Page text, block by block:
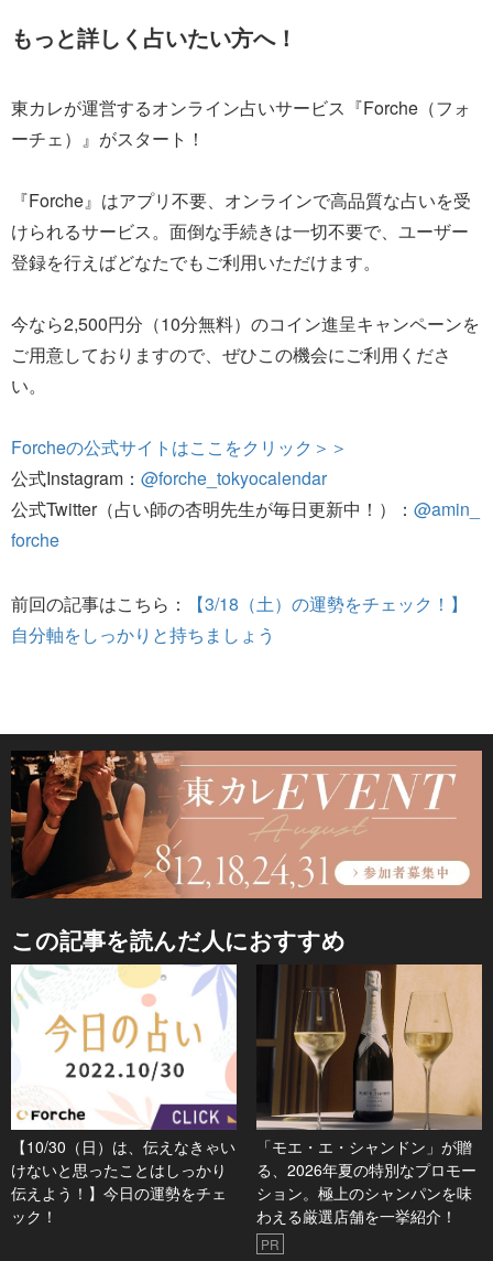
もっと詳しく占いたい方へ！
東カレが運営するオンライン占いサービス『Forche（フォ
ーチェ）』がスタート！
『Forche』はアプリ不要、オンラインで高品質な占いを受
けられるサービス。面倒な手続きは一切不要で、ユーザー
登録を行えばどなたでもご利用いただけます。
今なら2,500円分（10分無料）のコイン進呈キャンペーンを
ご用意しておりますので、ぜひこの機会にご利用くださ
い。
Forcheの公式サイトはここをクリック＞＞
公式Instagram： @forche_tokyocalendar
公式Twitter（占い師の杏明先生が毎日更新中！）： @amin_
forche
前回の記事はこちら：
【3/18（土）の運勢をチェック！】
自分軸をしっかりと持ちましょう
この記事を読んだ人におすすめ
【10/30（日）は、伝えなきゃい
けないと思ったことはしっかり
伝えよう！】今日の運勢をチェ
ック！
「モエ・エ・シャンドン」が贈
る、2026年夏の特別なプロモー
ション。極上のシャンパンを味
わえる厳選店舗を一挙紹介！
PR